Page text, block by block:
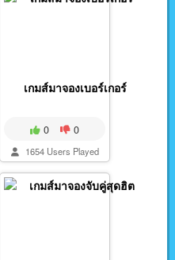
เกมส์มาจองเบอร์เกอร์
0 0
1654 Users Played